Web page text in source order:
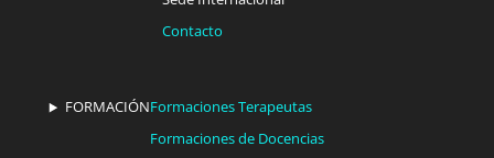
Contacto
FORMACIÓNFormaciones Terapeutas
Formaciones de Docencias